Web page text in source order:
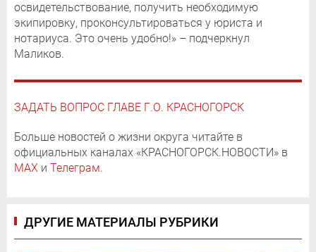
освидетельствование, получить необходимую
экипировку, проконсультироваться у юриста и
нотариуса. Это очень удобно!» – подчеркнул
Маликов.
ЗАДАТЬ ВОПРОС ГЛАВЕ Г.О. КРАСНОГОРСК
Больше новостей о жизни округа читайте в
официальных каналах «КРАСНОГОРСК.НОВОСТИ» в
MAX и Телеграм.
ДРУГИЕ МАТЕРИАЛЫ РУБРИКИ